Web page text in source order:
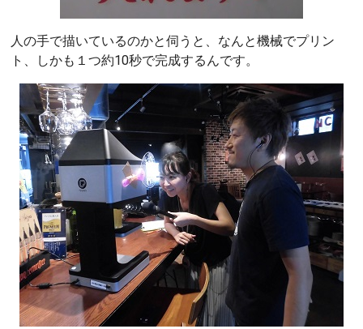
人の手で描いているのかと伺うと、なんと機械でプリン
ト、しかも１つ約10秒で完成するんです。